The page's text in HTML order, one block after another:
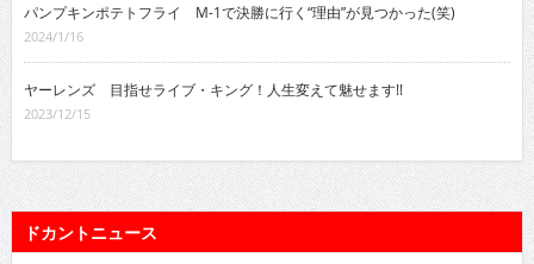
パンプキンポテトフライ M-1で決勝に行く“理由”が見つかった(笑)
2024/1/16
ヤーレンズ 目指せライブ・キング！人生変えて魅せます!!
2023/12/15
ドカントニュース